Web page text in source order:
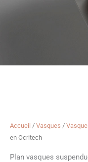
Accueil / Vasques /
en Ocritech
Plan vasques